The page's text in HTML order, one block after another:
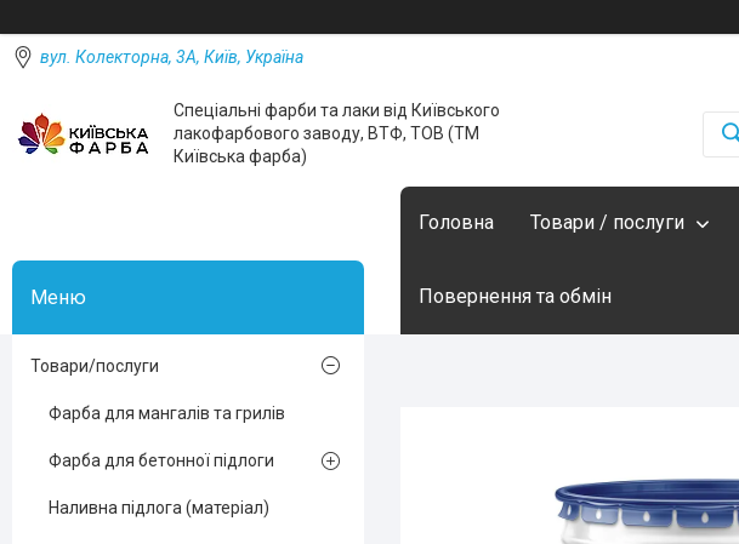
вул. Колекторна, 3А, Київ, Україна
Спеціальні фарби та лаки від Київського
лакофарбового заводу, ВТФ, ТОВ (ТМ
Київська фарба)
Головна Товари / послуги
Повернення та обмін
Товари/послуги
Фарба для мангалів та грилів
Фарба для бетонної підлоги
Наливна підлога (матеріал)